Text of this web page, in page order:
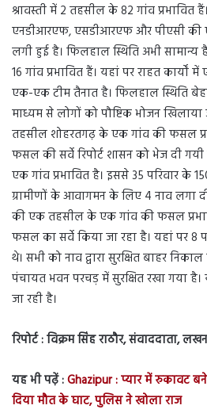
श्रावस्ती में 2 तहसील के 82 गांव प्रभावित
एनडीआरएफ, एसडीआरएफ और पीएसी की
लगी हुई है। फिलहाल स्थिति अभी
16 गांव प्रभावित हैं। यहां पर राहत
एक-एक टीम तैनात है। फिलहाल स्थिति
माध्यम से लोगों को पौष्टिक भोजन खिलाया
तहसील शोहरतगढ़ के एक गांव की फसल
फसल की सर्वे रिपोर्ट शासन को भेज दी
एक गांव प्रभावित है। इससे 35 परिवार के
ग्रामीणों के आवागमन के लिए 4 नाव लगा
की एक तहसील के एक गांव की फसल
फसल का सर्वे किया जा रहा है। यहां पर
थे। सभी को नाव द्वारा सुरक्षित बाहर
पंचायत भवन परचड़ में सुरक्षित रखा गया
जा रही है।
रिपोर्ट : विक्रम सिंह राठौर, संवाददाता,
यह भी पढ़ें :Ghazipur : प्यार में रुकावट
दिया मौत के घाट, पुलिस ने खोला राज